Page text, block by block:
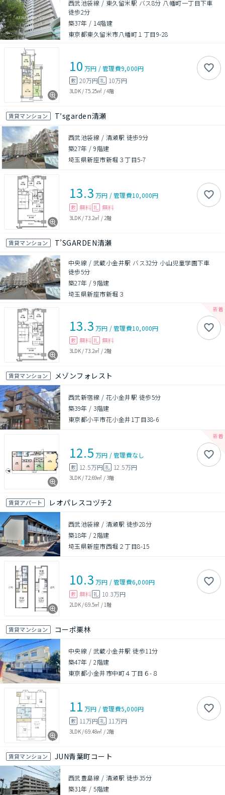
西武池袋線 / 東久留米駅 バス8分 八幡町一丁目下車
徒歩2分
築37年 / 14階建
東京都東久留米市八幡町１丁目9-28
10 万円 /管理費9,000円
敷 20万円 礼 10万円
3LDK/75.25㎡ /4階
賃貸マンション T′sgarden清瀬
西武池袋線 / 清瀬駅 徒歩9分
築27年 /9階建
埼玉県新座市新堀３丁目5-7
13.3 万円 /管理費10,000円
敷 無料 礼 無料
3LDK/73.2㎡ / 2階
賃貸マンション T’SGARDEN清瀬
中央線 / 武蔵小金井駅 バス32分 小山児童学園下車
徒歩5分
築27年 /9階建
埼玉県新座市新堀３
13.3 万円 /管理費10,000円
敷 無料 礼 無料
3LDK/73.2㎡ / 2階
賃貸マンション メゾンフォレスト
西武新宿線 / 花小金井駅 徒歩5分
築39年 / 3階建
東京都小平市花小金井1丁目38-6
12.5 万円 /管理費なし
敷 12.5万円 礼 12.5万円
3LDK/72.69㎡ /3階
賃貸アパート レオパレスコヅチ2
西武池袋線 / 清瀬駅 徒歩28分
築18年 /2階建
埼玉県新座市西堀２丁目8-15
10.3 万円 /管理費6,000円
敷 無料 礼 10.3万円
2LDK/69.5㎡ / 1階
賃貸マンション コーポ栗林
中央線 / 武蔵小金井駅 徒歩11分
築47年 /2階建
東京都小金井市中町４丁目６-８
11 万円 /管理費5,000円
敷 11万円 礼 11万円
3LDK/69.48㎡ / 2階
賃貸マンション JUN青葉町コート
西武豊島線 / 清瀬駅 徒歩35分
築31年 /5階建